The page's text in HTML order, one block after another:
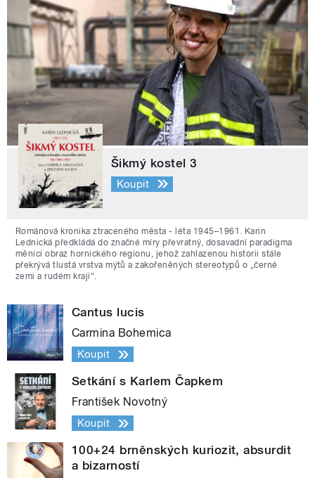
Šikmý kostel 3
Koupit
Románová kronika ztraceného města - léta 1945–1961. Karin
Lednická předkládá do značné míry převratný, dosavadní paradigma
měnící obraz hornického regionu, jehož zahlazenou historii stále
překrývá tlustá vrstva mýtů a zakořeněných stereotypů o „černé
zemi a rudém kraji“.
Cantus lucis
Carmina Bohemica
Koupit
Setkání s Karlem Čapkem
František Novotný
Koupit
100+24 brněnských kuriozit, absurdit
a bizarností